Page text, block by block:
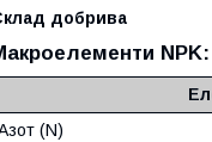
добрива
NPK:
(N)